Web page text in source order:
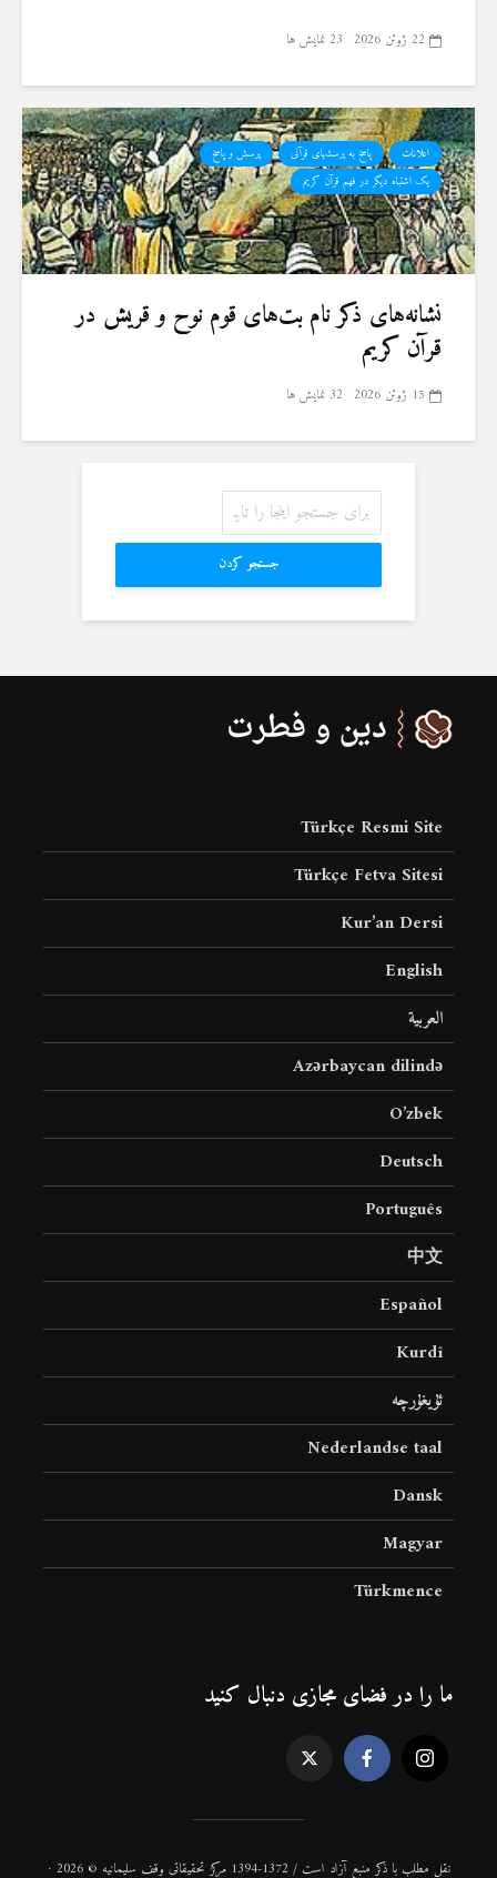
22 ژوئن 2026 23 نمایش ها
اعلانات پاسخ به پرسشهای قرآنی
پرسش و پاسخ
یک اشتباه دیگر در فهم قرآن کریم
نشانه‌های ذکر نام بت‌های قوم نوح و قریش در
قرآن کریم
15 ژوئن 2026 32 نمایش ها
جستجو کردن
Türkçe Resmi Site
Türkçe Fetva Sitesi
Kur’an Dersi
English
العربية
Azərbaycan dilində
O’zbek
Deutsch
Português
中文
Español
Kurdî
ئۇيغۇرچە
Nederlandse taal
Dansk
Magyar
Türkmence
ما را در فضای مجازی دنبال کنید
نقل مطلب با ذكر منبع آزاد است / 1372-1394 مركز تحقیقاتی وقف سلیمانیه © 2026 ·